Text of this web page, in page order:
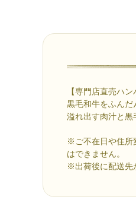
【専門店直売ハン
黒毛和牛をふんだ
溢れ出す肉汁と黒
※ご不在日や住所
はできません。
※出荷後に配送先